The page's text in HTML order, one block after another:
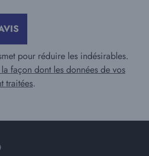
pour réduire les indésirables.
façon dont les données de vos
traitées.